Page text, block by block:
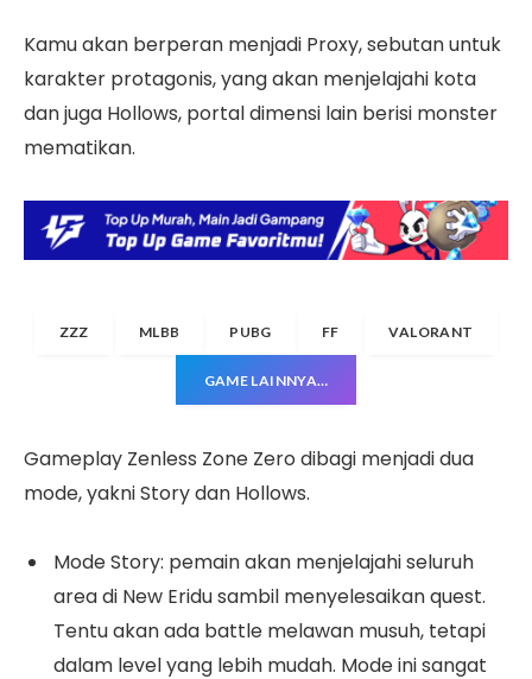
Kamu akan berperan menjadi Proxy, sebutan untuk
karakter protagonis, yang akan menjelajahi kota
dan juga Hollows, portal dimensi lain berisi monster
mematikan.
ZZZ MLBB PUBG FF VALORANT
GAME LAINNYA…
Gameplay Zenless Zone Zero dibagi menjadi dua
mode, yakni Story dan Hollows.
Mode Story: pemain akan menjelajahi seluruh
area di New Eridu sambil menyelesaikan quest.
Tentu akan ada battle melawan musuh, tetapi
dalam level yang lebih mudah. Mode ini sangat